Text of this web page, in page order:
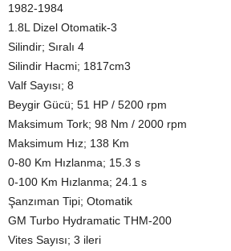
1982-1984
1.8L Dizel Otomatik-3
Silindir; Sıralı 4
Silindir Hacmi; 1817cm3
Valf Sayısı; 8
Beygir Gücü; 51 HP / 5200 rpm
Maksimum Tork; 98 Nm / 2000 rpm
Maksimum Hız; 138 Km
0-80 Km Hızlanma; 15.3 s
0-100 Km Hızlanma; 24.1 s
Şanzıman Tipi; Otomatik
GM Turbo Hydramatic THM-200
Vites Sayısı; 3 ileri